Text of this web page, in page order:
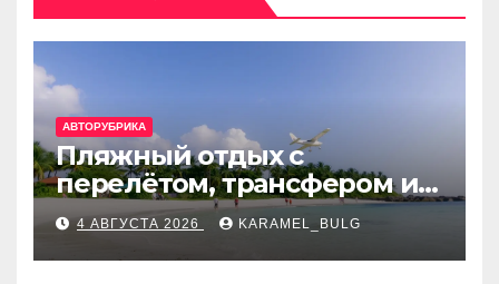
АВТОРУБРИКА
Пляжный отдых с
перелётом, трансфером и
отелем на Мальдивах, в
Турции, Греции, Таиланде
и Европе
4 АВГУСТА 2026 KARAMEL_BULG